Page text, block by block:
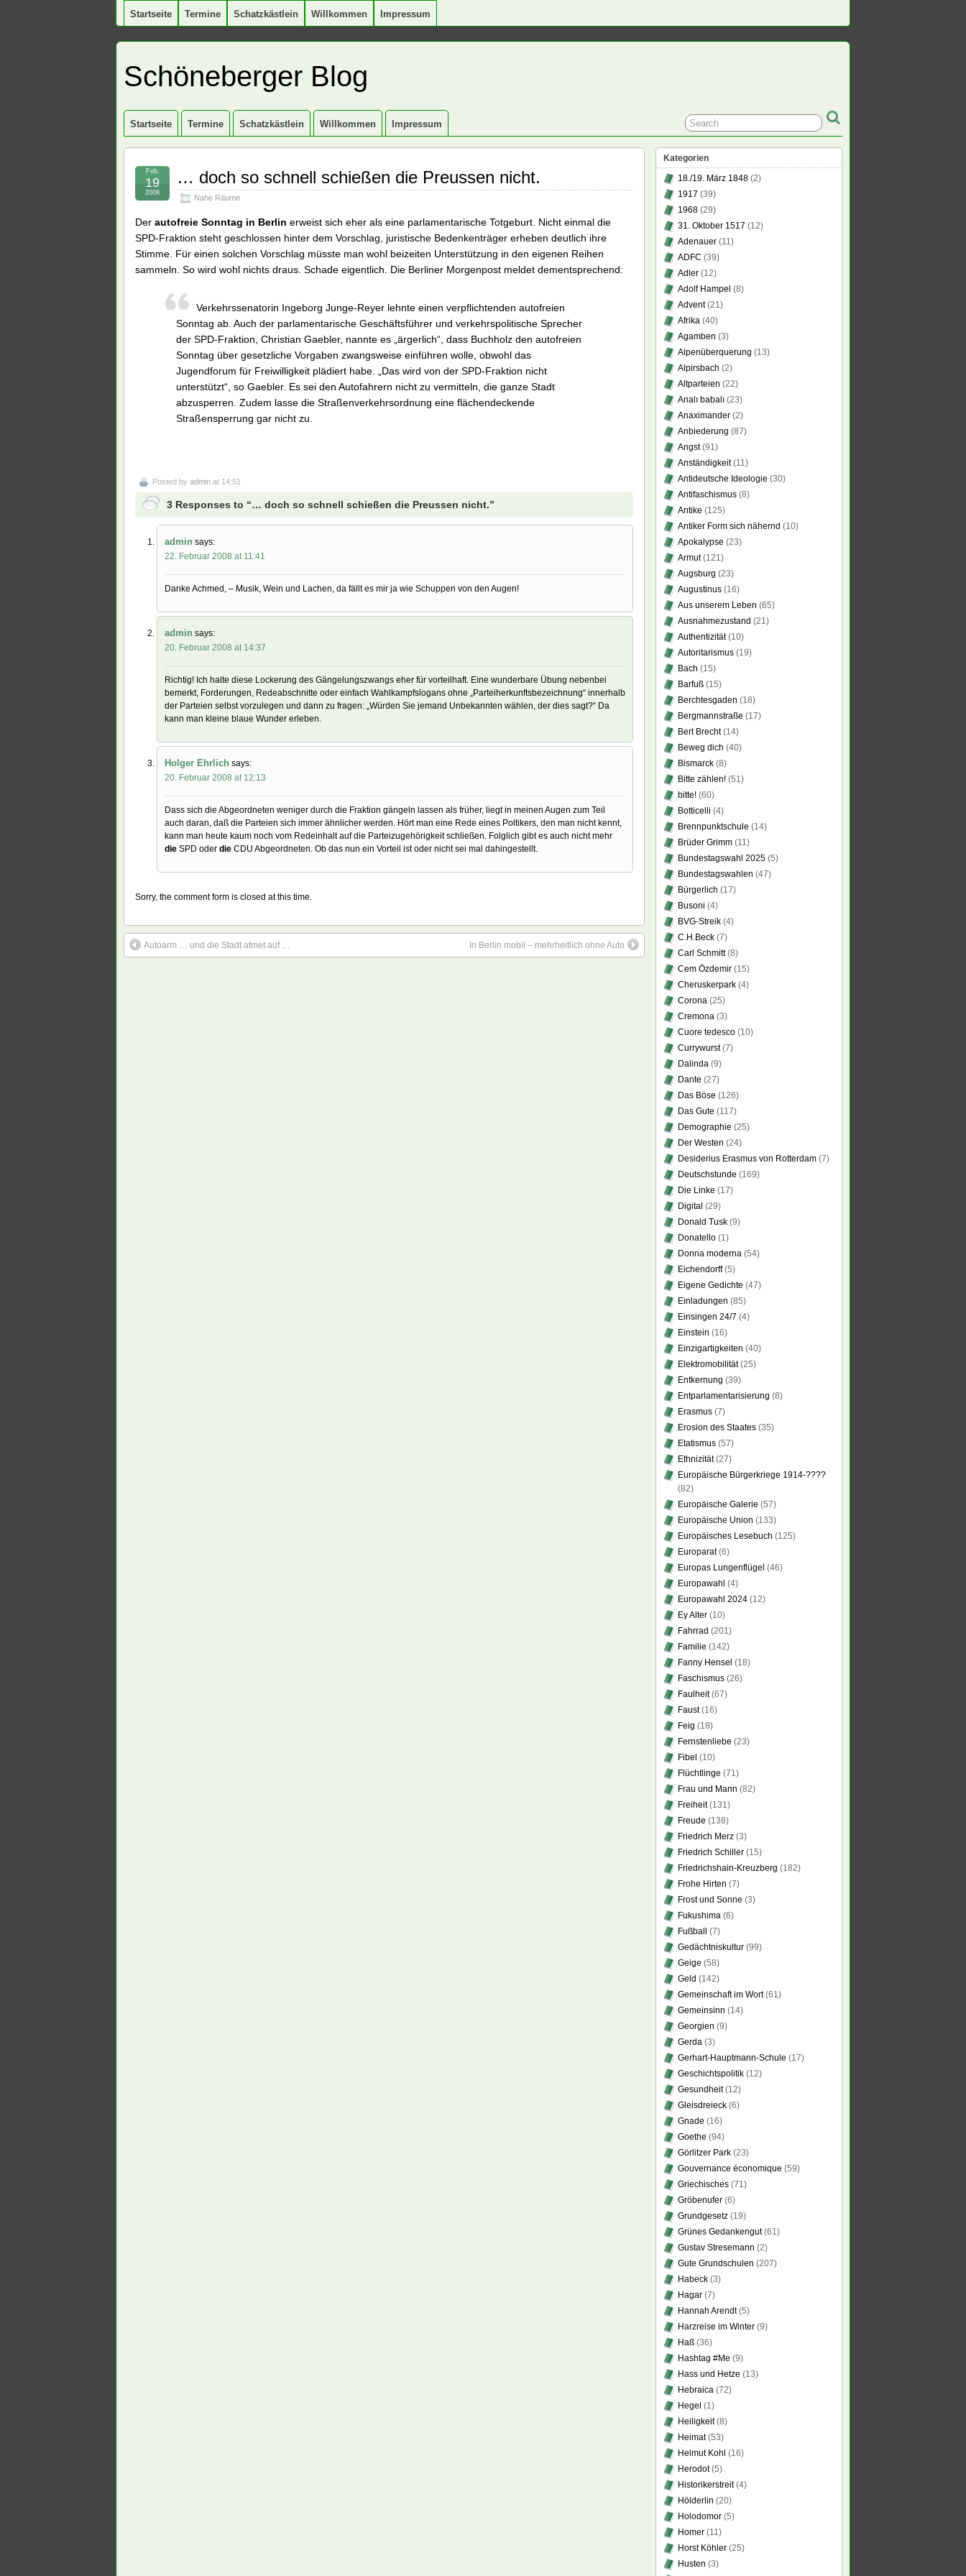
Startseite Termine Schatzkästlein Willkommen Impressum
Schöneberger Blog
Startseite Termine Schatzkästlein Willkommen Impressum
… doch so schnell schießen die Preussen nicht.
Nahe Räume
Feb.
19
2008
Der autofreie Sonntag in Berlin erweist sich eher als eine parlamentarische Totgeburt. Nicht einmal die
SPD-Fraktion steht geschlossen hinter dem Vorschlag, juristische Bedenkenträger erheben deutlich ihre
Stimme. Für einen solchen Vorschlag müsste man wohl beizeiten Unterstützung in den eigenen Reihen
sammeln. So wird wohl nichts draus. Schade eigentlich. Die Berliner Morgenpost meldet dementsprechend:
Verkehrssenatorin Ingeborg Junge-Reyer lehnte einen verpflichtenden autofreien
Sonntag ab. Auch der parlamentarische Geschäftsführer und verkehrspolitische Sprecher
der SPD-Fraktion, Christian Gaebler, nannte es „ärgerlich“, dass Buchholz den autofreien
Sonntag über gesetzliche Vorgaben zwangsweise einführen wolle, obwohl das
Jugendforum für Freiwilligkeit plädiert habe. „Das wird von der SPD-Fraktion nicht
unterstützt“, so Gaebler. Es sei den Autofahrern nicht zu vermitteln, die ganze Stadt
abzusperren. Zudem lasse die Straßenverkehrsordnung eine flächendeckende
Straßensperrung gar nicht zu.
Posted by admin at 14:51
3 Responses to “… doch so schnell schießen die Preussen nicht.”
admin says:
22. Februar 2008 at 11:41
Danke Achmed, – Musik, Wein und Lachen, da fällt es mir ja wie Schuppen von den Augen!
admin says:
20. Februar 2008 at 14:37
Richtig! Ich halte diese Lockerung des Gängelungszwangs eher für vorteilhaft. Eine wunderbare Übung nebenbei
bemerkt, Forderungen, Redeabschnitte oder einfach Wahlkampfslogans ohne „Parteiherkunftsbezeichnung“ innerhalb
der Parteien selbst vorzulegen und dann zu fragen: „Würden Sie jemand Unbekannten wählen, der dies sagt?“ Da
kann man kleine blaue Wunder erleben.
Holger Ehrlich says:
20. Februar 2008 at 12:13
Dass sich die Abgeordneten weniger durch die Fraktion gängeln lassen als früher, liegt in meinen Augen zum Teil
auch daran, daß die Parteien sich immer ähnlicher werden. Hört man eine Rede eines Poltikers, den man nicht kennt,
kann man heute kaum noch vom Redeinhalt auf die Parteizugehörigkeit schließen. Folglich gibt es auch nicht mehr
die SPD oder die CDU Abgeordneten. Ob das nun ein Vorteil ist oder nicht sei mal dahingestellt.
Sorry, the comment form is closed at this time.
Autoarm … und die Stadt atmet auf … In Berlin mobil – mehrheitlich ohne Auto
Kategorien
18./19. März 1848 (2)
1917 (39)
1968 (29)
31. Oktober 1517 (12)
Adenauer (11)
ADFC (39)
Adler (12)
Adolf Hampel (8)
Advent(21)
Afrika (40)
Agamben (3)
Alpenüberquerung (13)
Alpirsbach (2)
Altparteien (22)
Analı babalı (23)
Anaximander (2)
Anbiederung (87)
Angst(91)
Anständigkeit(11)
Antideutsche Ideologie (30)
Antifaschismus (8)
Antike (125)
Antiker Form sich nähernd (10)
Apokalypse (23)
Armut(121)
Augsburg (23)
Augustinus (16)
Aus unserem Leben (65)
Ausnahmezustand (21)
Authentizität(10)
Autoritarismus (19)
Bach (15)
Barfuß (15)
Berchtesgaden (18)
Bergmannstraße (17)
Bert Brecht(14)
Beweg dich (40)
Bismarck (8)
Bitte zählen! (51)
bitte! (60)
Botticelli (4)
Brennpunktschule (14)
Brüder Grimm (11)
Bundestagswahl 2025 (5)
Bundestagswahlen (47)
Bürgerlich (17)
Busoni (4)
BVG-Streik (4)
C.H.Beck (7)
Carl Schmitt(8)
Cem Özdemir (15)
Cheruskerpark (4)
Corona (25)
Cremona (3)
Cuore tedesco (10)
Currywurst(7)
Dalinda (9)
Dante (27)
Das Böse (126)
Das Gute (117)
Demographie (25)
Der Westen (24)
Desiderius Erasmus von Rotterdam (7)
Deutschstunde (169)
Die Linke (17)
Digital (29)
Donald Tusk (9)
Donatello (1)
Donna moderna (54)
Eichendorff(5)
Eigene Gedichte (47)
Einladungen (85)
Einsingen 24/7 (4)
Einstein (16)
Einzigartigkeiten (40)
Elektromobilität(25)
Entkernung (39)
Entparlamentarisierung (8)
Erasmus (7)
Erosion des Staates (35)
Etatismus (57)
Ethnizität(27)
Europäische Bürgerkriege 1914-????
(82)
Europäische Galerie (57)
Europäische Union (133)
Europäisches Lesebuch (125)
Europarat(6)
Europas Lungenflügel (46)
Europawahl (4)
Europawahl 2024 (12)
Ey Alter (10)
Fahrrad (201)
Familie (142)
Fanny Hensel (18)
Faschismus (26)
Faulheit(67)
Faust(16)
Feig (18)
Fernstenliebe (23)
Fibel (10)
Flüchtlinge (71)
Frau und Mann (82)
Freiheit(131)
Freude (138)
Friedrich Merz (3)
Friedrich Schiller (15)
Friedrichshain-Kreuzberg (182)
Frohe Hirten (7)
Frost und Sonne (3)
Fukushima (6)
Fußball
(7)
Gedächtniskultur (99)
Geige (58)
Geld (142)
Gemeinschaft im Wort(61)
Gemeinsinn (14)
Georgien (9)
Gerda (3)
Gerhart-Hauptmann-Schule (17)
Geschichtspolitik (12)
Gesundheit(12)
Gleisdreieck (6)
Gnade (16)
Goethe (94)
Görlitzer Park (23)
Gouvernance économique (59)
Griechisches (71)
Gröbenufer (6)
Grundgesetz (19)
Grünes Gedankengut(61)
Gustav Stresemann (2)
Gute Grundschulen (207)
Habeck (3)
Hagar (7)
Hannah Arendt(5)
Harzreise im Winter (9)
Haß (36)
Hashtag #Me (9)
Hass und Hetze (13)
Hebraica (72)
Hegel (1)
Heiligkeit(8)
Heimat(53)
Helmut Kohl (16)
Herodot(5)
Historikerstreit(4)
Hölderlin (20)
Holodomor (5)
Homer (11)
Horst Köhler (25)
Husten (3)